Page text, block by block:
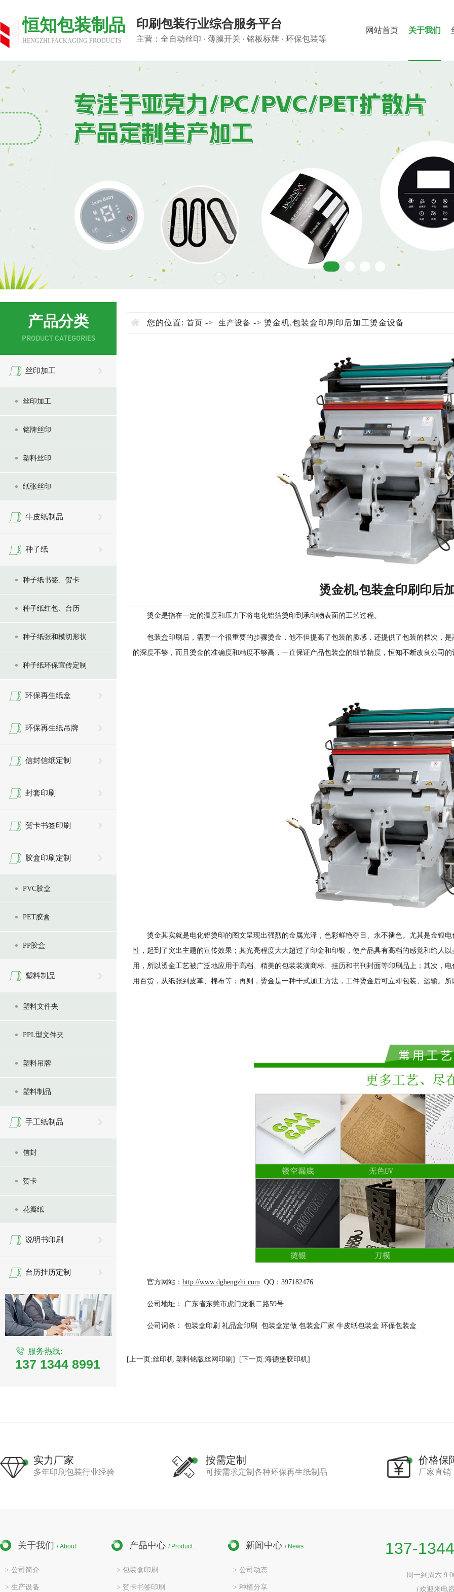
恒知包装制品
HENGZHI PACKAGING PRODUCTS
印刷包装行业综合服务平台
主营：全自动丝印 · 薄膜开关 · 铭板标牌 · 环保包装等
网站首页 关于我们
产品分类
PRODUCT CATEGORIES
丝印加工
丝印加工
铭牌丝印
塑料丝印
纸张丝印
牛皮纸制品
种子纸
种子纸书签、贺卡
种子纸红包、台历
种子纸张和模切形状
种子纸环保宣传定制
环保再生纸盒
环保再生纸吊牌
信封信纸定制
封套印刷
贺卡书签印刷
胶盒印刷定制
PVC胶盒
PET胶盒
PP胶盒
塑料制品
塑料文件夹
PPL型文件夹
塑料吊牌
塑料制品
手工纸制品
信封
贺卡
花瓣纸
说明书印刷
台历挂历定制
服务热线:
137 1344 8991
您的位置: 首页 -> 生产设备 -> 烫金机,包装盒印刷印后加工烫金设备
烫金机,包装盒印刷印后
烫金是指在一定的温度和压力下将电化铝箔烫印到承印物表面的工艺过程。
包装盒印刷 后，需要一个很重要的步骤烫金，他不但提高了包装的质感，还提供了包装的档次，
的深度不够，而且烫金的准确度和精度不够高，一直保证产品包装盒的细节精度，恒知不断改良公司
烫金其实就是电化铝烫印的图文呈现出强烈的金属光泽，色彩鲜艳夺目、永不褪色。尤其是金银
性，起到了突出主题的宣传效果；其光亮程度大大超过了印金和印银，使产品具有高档的感觉和给人
用，所以烫金工艺被广泛地应用于高档、精美的包装装潢商标、挂历和书刊封面等印刷品上；其次，
用百货，从纸张到皮革、棉布等；再则，烫金是一种干式加工方法，工件烫金后可立即包装、运输。
官方网站： http://www.dghengzhi.comQQ： 397182476
公司地址： 广东省东莞市虎门龙眼二路59号
公司词条： 包装盒印刷 礼品盒印刷 包装盒定做 包装盒厂家 牛皮纸包装盒 环保包装盒
[上一页:丝印机 塑料铭版丝网印刷] [下一页:海德堡胶印机]
实力厂家
多年印刷包装行业经验
按需定制
可按需求定制各种环保再生纸制品
价格保
厂家直销
关于我们 / About
> 公司简介
> 生产设备
产品中心 / Product
> 包装盒印刷
> 贺卡书签印刷
新闻中心 / News
> 公司动态
> 种植分享
137-
周一到周六
（欢迎来电